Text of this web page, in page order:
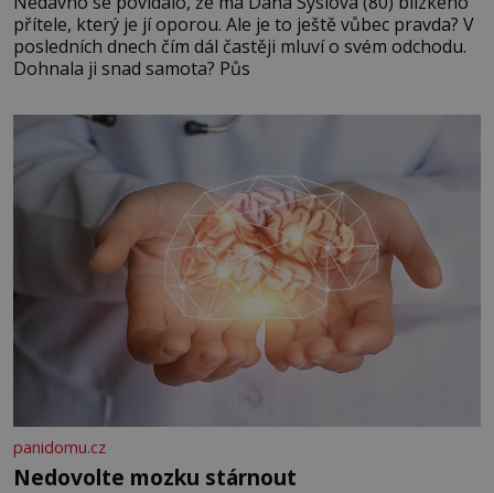
přítele, který je jí oporou. Ale je to ještě vůbec pravda? V
posledních dnech čím dál častěji mluví o svém odchodu.
Dohnala ji snad samota? Půs
panidomu.cz
Nedovolte mozku stárnout